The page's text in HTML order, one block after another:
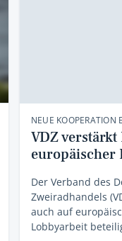
NEUE KOOPERATION
VDZ
europäischer
Der Verband des
Zweiradhandels
auch auf
Lobbyarbeit